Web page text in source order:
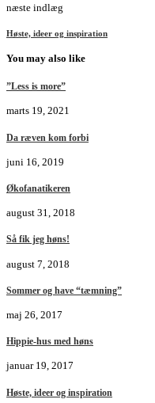
næste indlæg
Høste, ideer og inspiration
You may also like
”Less is more”
marts 19, 2021
Da ræven kom forbi
juni 16, 2019
Økofanatikeren
august 31, 2018
Så fik jeg høns!
august 7, 2018
Sommer og have “tæmning”
maj 26, 2017
Hippie-hus med høns
januar 19, 2017
Høste, ideer og inspiration